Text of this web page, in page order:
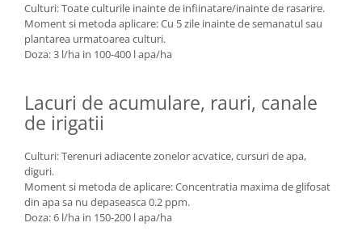
Culturi:Toate culturile inainte de infiinatare/inainte de rasarire.
Moment si metoda aplicare: Cu 5 zile inainte de semanatul sau
plantarea urmatoarea culturi.
Doza: 3 l/ha in 100-400 l apa/ha
Lacuri de acumulare, rauri, canale
de irigatii
Culturi:Terenuri adiacente zonelor acvatice, cursuri de apa,
diguri.
Moment si metoda de aplicare:Concentratia maxima de glifosat
din apa sa nu depaseasca 0.2 ppm.
Doza: 6 l/ha in 150-200 l apa/ha